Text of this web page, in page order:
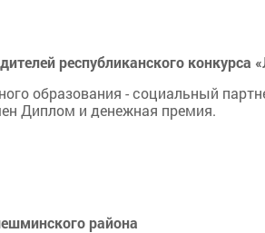
республиканского
образования - социальный
Диплом и денежная премия.
района